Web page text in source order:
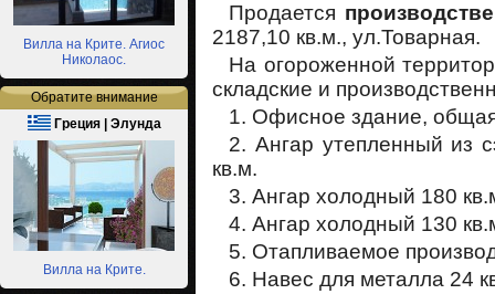
Вилла на Крите. Агиос
Николаос.
Обратите внимание
Греция | Элунда
Вилла на Крите.
Продается
2187,10 кв.м., ул.Товарная.
На огороженной
складские и
1. Офисное здание,
2. Ангар утепленный из
кв.м.
3. Ангар холодный 180
4. Ангар холодный 130
5. Отапливаемое
6. Навес для металла 24